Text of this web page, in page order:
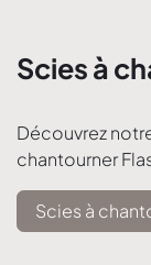
Scies à
Découvrez
chantourner
Scies à